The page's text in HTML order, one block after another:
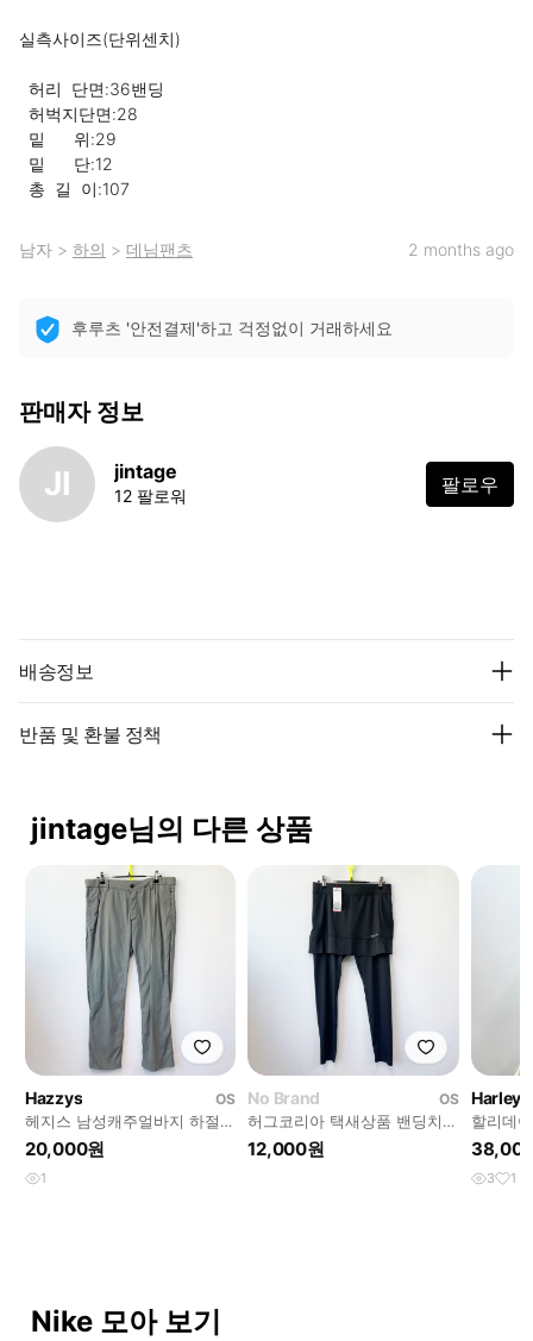
실측사이즈(단위센치)
  총  길  이:107
남자 > 하의 > 데님팬츠 2 months ago
후루츠 '안전결제'하고 걱정없이 거래하세요
판매자 정보
JI jintage
12 팔로워 팔로우
배송정보
반품 및 환불 정책
jintage님의 다른 상품
Hazzys
OS
헤지스 남성캐주얼바지 하절기
33
20,000원
1
No Brand
OS
허그코리아 택새상품 밴딩치마
레깅스 31
12,000원
Harley
할리데
3 1
Nike 모아 보기